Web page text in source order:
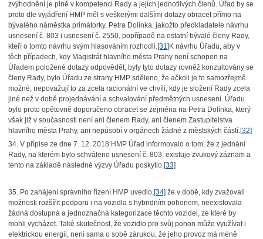
zvýhodnění je plně v kompetenci Rady a jejích jednotlivých členů. Úřad by se
proto dle vyjádření HMP měl s veškerými dalšími dotazy obracet přímo na
bývalého náměstka primátorky, Petra Dolínka, jakožto předkladatele návrhu
usnesení č. 803 i usnesení č. 2550, popřípadě na ostatní bývalé členy Rady,
kteří o tomto návrhu svým hlasováním rozhodli.[31] K návrhu Úřadu, aby v
těch případech, kdy Magistrát hlavního města Prahy není schopen na
Úřadem položené dotazy odpovědět, byly tyto dotazy rovněž konzultovány se
členy Rady, bylo Úřadu ze strany HMP sděleno, že ačkoli je to samozřejmě
možné, nepovažují to za zcela racionální ve chvíli, kdy je složení Rady zcela
jiné než v době projednávání a schvalování předmětných usnesení. Úřadu
bylo proto opětovně doporučeno obracet se zejména na Petra Dolínka, který
však již v současnosti není ani členem Rady, ani členem Zastupitelstva
hlavního města Prahy, ani nepůsobí v orgánech žádné z městských částí.[32]
34. V přípise ze dne 7. 12. 2018 HMP Úřad informovalo o tom, že z jednání
Rady, na kterém bylo schváleno usnesení č. 803, existuje zvukový záznam a
tento na základě následné výzvy Úřadu poskytlo.[33]
35. Po zahájení správního řízení HMP uvedlo,[34] že v době, kdy zvažovali
možnosti rozšířit podporu i na vozidla s hybridním pohonem, neexistovala
žádná dostupná a jednoznačná kategorizace těchto vozidel, ze které by
mohli vycházet. Také skutečnost, že vozidlo pro svůj pohon může využívat i
elektrickou energii, není sama o sobě zárukou, že jeho provoz má méně